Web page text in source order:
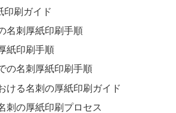
印刷ガイド
名刺厚紙印刷手順
紙印刷手順
の名刺厚紙印刷手順
ける名刺の厚紙印刷ガイド
刺の厚紙印刷プロセス